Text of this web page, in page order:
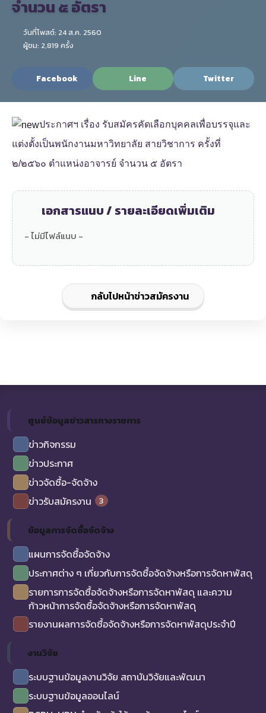
จำนวน ๕ อัตรา
วันที่โพสต์: 24 ส.ค. 2560
ผู้ชม: 2,819 ครั้ง
Facebook Line Twitter
ประกาศฯ เรื่อง รับสมัครคัดเลือกบุคคลเพื่อบรรจุและ
แต่งตั้งเป็นพนักงานมหาวิทยาลัย สายวิชาการ ครั้งที่
๒/๒๕๖๐ ตำแหน่งอาจารย์ จำนวน ๕ อัตรา
เอกสารแนบ / รายละเอียดเพิ่มเติม
- ไม่มีไฟล์แนบ -
กลับไปหน้าข่าวสมัครงาน
ศูนย์ข้อมูลข่าวสารทางราชการ
ข่าวกิจกรรม
ข่าวประกาศ
ข่าวจัดซื้อ-จัดจ้าง
ข่าวรับสมัครงาน
3
ข้อมูลการจัดซื้อจัดจ้าง
แผนการจัดซื้อจัดจ้าง
ประกาศต่าง ๆ เกี่ยวกับการจัดซื้อจัดจ้างหรือการจัดหาพัสดุ
รายการการจัดซื้อจัดจ้างหรือการจัดหาพัสดุ และความ
ก้าวหน้าการจัดซื้อจัดจ้างหรือการจัดหาพัสดุ
รายงานผลการจัดซื้อจัดจ้างหรือการจัดหาพัสดุประจำปี
งานวิจัย
ระบบฐานข้อมูลงานวิจัย สถาบันวิจัยและพัฒนา
ระบบฐานข้อมูลออนไลน์